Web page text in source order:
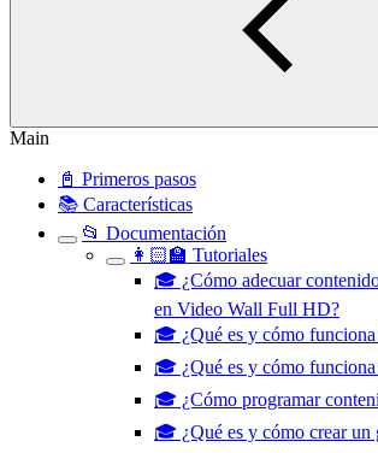
Main
📓 Primeros pasos
📚 Características
📂 Documentación
👩🏻‍🏫 Tutoriales
🎓 ¿Cómo adecuar
en Video Wall Full HD?
🎓 ¿Qué es y cómo
🎓 ¿Qué es y cómo
🎓 ¿Cómo programar
🎓 ¿Qué es y cómo crear un